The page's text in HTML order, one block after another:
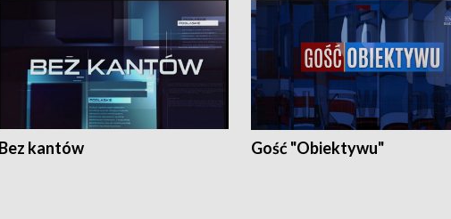
Bez kantów Gość "Obiektywu"